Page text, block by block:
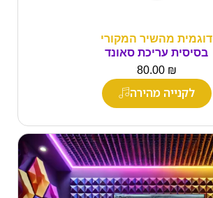
דוגמית מהשיר המקורי
בסיסית עריכת סאונד
80.00 ₪
לקנייה מהירה